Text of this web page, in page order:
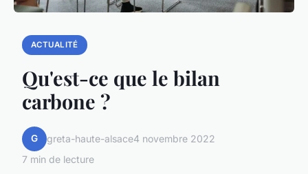
ACTUALITÉ
Qu'est-ce que le bilan
carbone ?
G greta-haute-alsace4 novembre 2022
7 min de lecture